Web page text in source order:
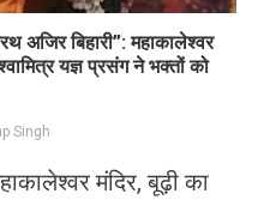
अजिर बिहारी”: महाकालेश्वर
यज्ञ प्रसंग ने भक्तों को
Singh
मंदिर, बूढ़ी का